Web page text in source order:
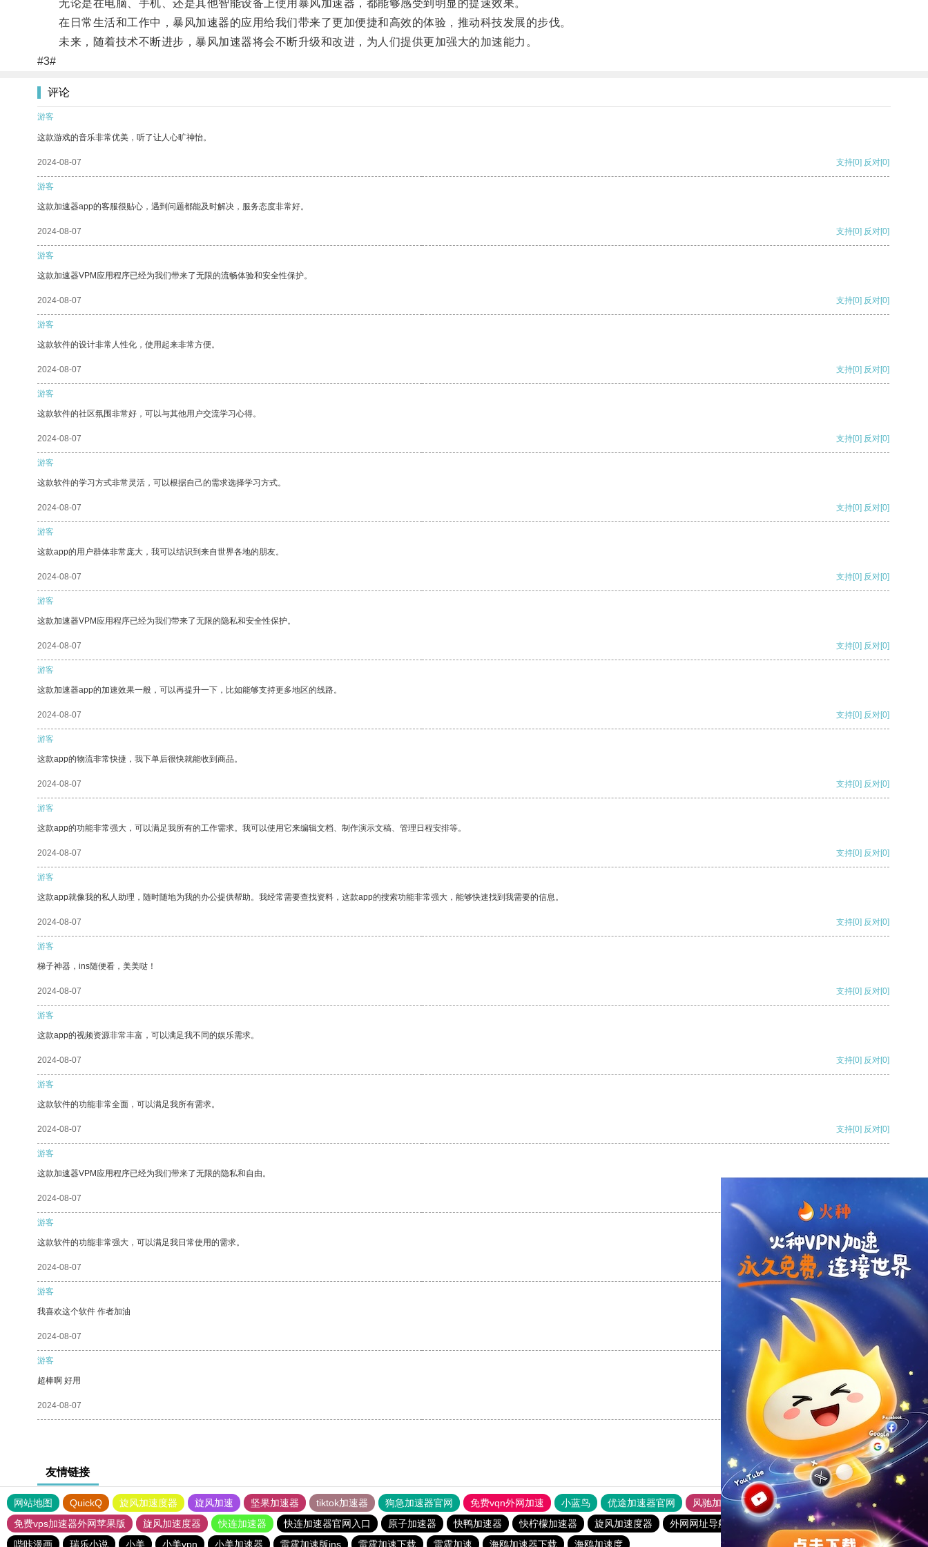
无论是在电脑、手机、还是其他智能设备上使用暴风加速器，都能够感受到明显的提速效果。
在日常生活和工作中，暴风加速器的应用给我们带来了更加便捷和高效的体验，推动科技发展的步伐。
未来，随着技术不断进步，暴风加速器将会不断升级和改进，为人们提供更加强大的加速能力。
#3#
评论
游客
这款游戏的音乐非常优美，听了让人心旷神怡。
2024-08-07 支持[0] 反对[0]
游客
这款加速器app的客服很贴心，遇到问题都能及时解决，服务态度非常好。
2024-08-07 支持[0] 反对[0]
游客
这款加速器VPM应用程序已经为我们带来了无限的流畅体验和安全性保护。
2024-08-07 支持[0] 反对[0]
游客
这款软件的设计非常人性化，使用起来非常方便。
2024-08-07 支持[0] 反对[0]
游客
这款软件的社区氛围非常好，可以与其他用户交流学习心得。
2024-08-07 支持[0] 反对[0]
游客
这款软件的学习方式非常灵活，可以根据自己的需求选择学习方式。
2024-08-07 支持[0] 反对[0]
游客
这款app的用户群体非常庞大，我可以结识到来自世界各地的朋友。
2024-08-07 支持[0] 反对[0]
游客
这款加速器VPM应用程序已经为我们带来了无限的隐私和安全性保护。
2024-08-07 支持[0] 反对[0]
游客
这款加速器app的加速效果一般，可以再提升一下，比如能够支持更多地区的线路。
2024-08-07 支持[0] 反对[0]
游客
这款app的物流非常快捷，我下单后很快就能收到商品。
2024-08-07 支持[0] 反对[0]
游客
这款app的功能非常强大，可以满足我所有的工作需求。我可以使用它来编辑文档、制作演示文稿、管理日程安排等。
2024-08-07 支持[0] 反对[0]
游客
这款app就像我的私人助理，随时随地为我的办公提供帮助。我经常需要查找资料，这款app的搜索功能非常强大，能够快速找到我需要的信息。
2024-08-07 支持[0] 反对[0]
游客
梯子神器，ins随便看，美美哒！
2024-08-07 支持[0] 反对[0]
游客
这款app的视频资源非常丰富，可以满足我不同的娱乐需求。
2024-08-07 支持[0] 反对[0]
游客
这款软件的功能非常全面，可以满足我所有需求。
2024-08-07 支持[0] 反对[0]
游客
这款加速器VPM应用程序已经为我们带来了无限的隐私和自由。
2024-08-07
游客
这款软件的功能非常强大，可以满足我日常使用的需求。
2024-08-07 支持 [0] 反对[0]
游客
我喜欢这个软件 作者加油
2024-08-07 支持[0] 反对
游客
超棒啊 好用
2024-08-07 支持[0] 反对[0]
友情链接
网站地图 QuickQ 旋风加速度器 旋风加速 坚果加速器 tiktok加速器 狗急加速器官网 免费vqn外网加速 小蓝鸟 优途加速器官网 风驰加速器
旋风加速器
免费vps加速器外网苹果版
旋风加速度器 快连加速器 快连加速器官网入口 原子加速器 快鸭加速器 快柠檬加速器 旋风加速度器 外网网址导航 软件中心 雷霆加速
狂飙加速器
哔咔漫画
瑞乐小说 小美 小美vpn 小美加速器 雷霆加速版ins 雷霆加速下载 雷霆加速 海鸥加速器下载 海鸥加速度